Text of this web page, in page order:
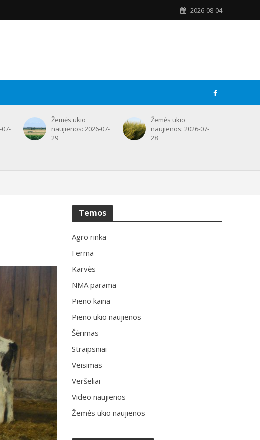
2026-08-04
Žemės ūkio
naujienos: 2026-07-
29
Žemės ūkio
naujienos: 2026-07-
28
Temos
Agro rinka
Ferma
Karvės
NMA parama
Pieno kaina
Pieno ūkio naujienos
Šėrimas
Straipsniai
Veisimas
Veršeliai
Video naujienos
Žemės ūkio naujienos